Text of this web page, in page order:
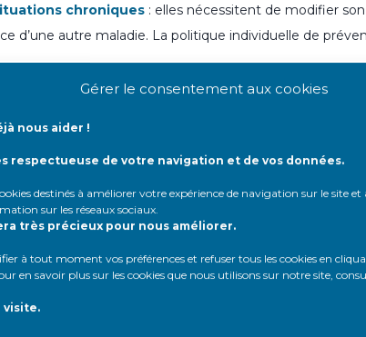
Gérer le consentement aux cookies
nous aider !
respectueuse de votre navigation et de vos données.
destinés à améliorer votre expérience de navigation sur le site
sur les réseaux sociaux
très précieux pour nous améliorer.
à tout moment vos préférences et refuser tous les cookies en
en savoir plus sur les cookies que nous utilisons sur notre site,
visite.
chroniques : elles nécessitent de modifier
d’une autre maladie. La politique individuelle de
de complications rénales aigues liées à la
ou de la survenue d’une maladie aigue.
régulièrement les traitements
maladie auto-immune (lupus, polyarthrite …)
pas, parlez-en à votre médecin, il pourra